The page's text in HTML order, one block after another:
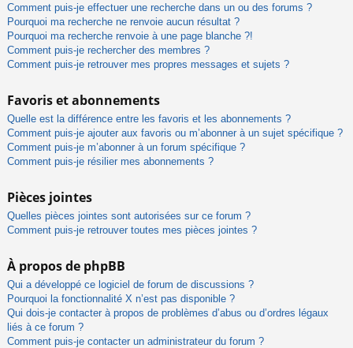
Comment puis-je effectuer une recherche dans un ou des forums ?
Pourquoi ma recherche ne renvoie aucun résultat ?
Pourquoi ma recherche renvoie à une page blanche ?!
Comment puis-je rechercher des membres ?
Comment puis-je retrouver mes propres messages et sujets ?
Favoris et abonnements
Quelle est la différence entre les favoris et les abonnements ?
Comment puis-je ajouter aux favoris ou m’abonner à un sujet spécifique ?
Comment puis-je m’abonner à un forum spécifique ?
Comment puis-je résilier mes abonnements ?
Pièces jointes
Quelles pièces jointes sont autorisées sur ce forum ?
Comment puis-je retrouver toutes mes pièces jointes ?
À propos de phpBB
Qui a développé ce logiciel de forum de discussions ?
Pourquoi la fonctionnalité X n’est pas disponible ?
Qui dois-je contacter à propos de problèmes d’abus ou d’ordres légaux
liés à ce forum ?
Comment puis-je contacter un administrateur du forum ?